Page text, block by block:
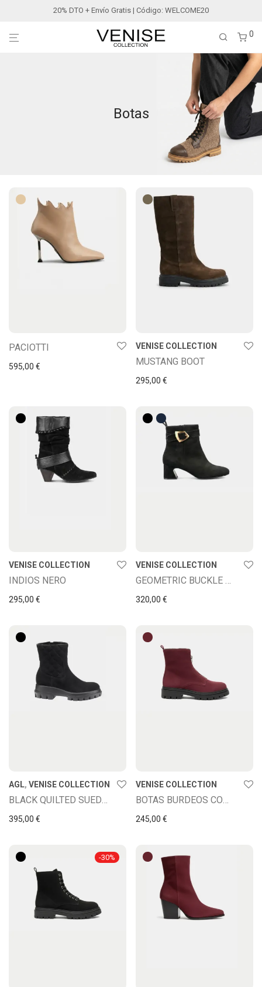
20% DTO + Envío Gratis | Código: WELCOME20
0
Botas
PACIOTTI
595,00 €
VENISE COLLECTION
MUSTANG BOOT
295,00 €
VENISE COLLECTION
INDIOS NERO
295,00 €
VENISE COLLECTION
GEOMETRIC BUCKLE SUEDE BOOTS
320,00 €
AGL, VENISE COLLECTION
395,00 €
VENISE COLLECTION
245,00 €
-30%